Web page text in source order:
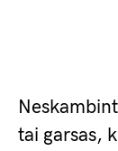
tai garsas,